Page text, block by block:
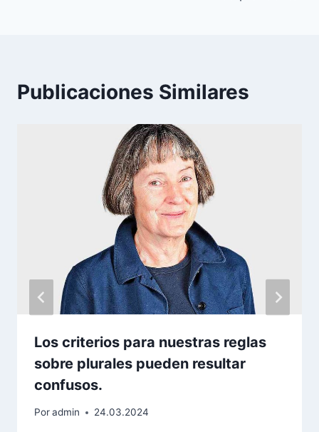
Publicaciones Similares
Los criterios para nuestras reglas
sobre plurales pueden resultar
confusos.
Poradmin 24.03.2024